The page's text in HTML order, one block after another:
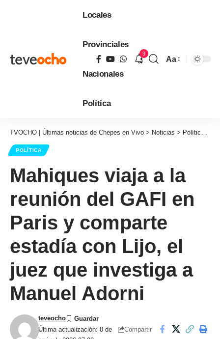
Locales
Provinciales
Nacionales
Política
9
Aa
TVOCHO | Últimas noticias de Chepes en Vivo > Noticias > Política >
POLÍTICA
Mahiques viaja a la
reunión del GAFI en
Paris y comparte
estadía con Lijo, el
juez que investiga a
Manuel Adorni
Última actualización: 8 de
teveocho
Compartir